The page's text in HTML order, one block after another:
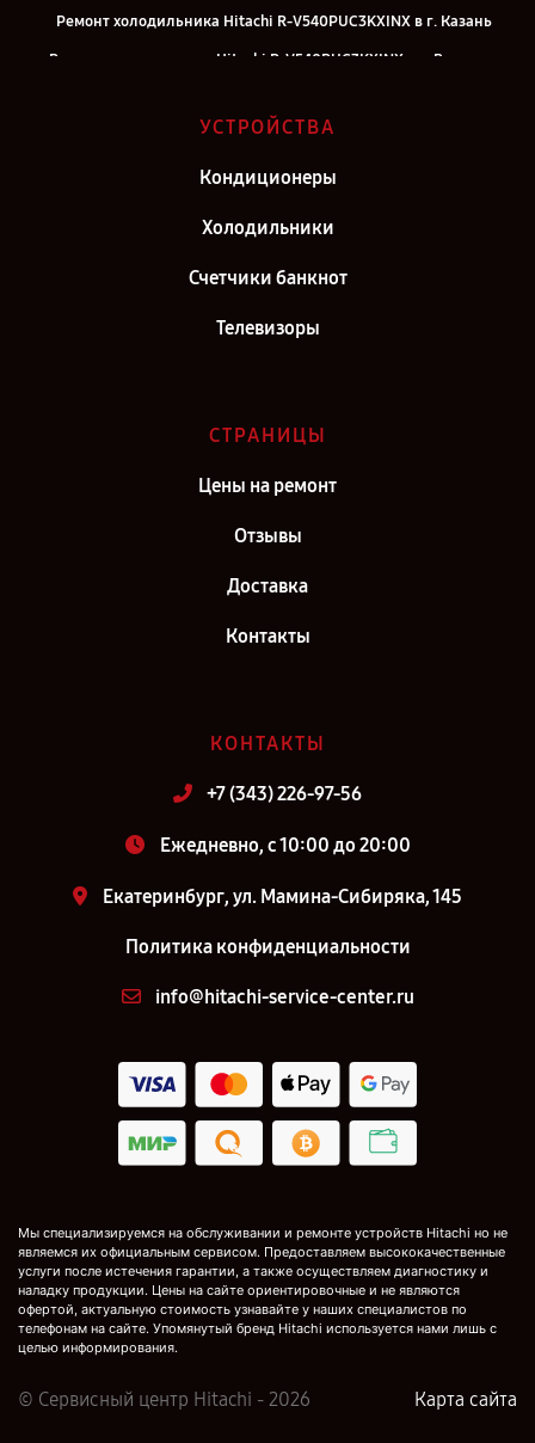
Ремонт холодильника Hitachi R-V540PUC3KXINX в г. Казань
Ремонт холодильника Hitachi R-V540PUC3KXINX в г. Воронеж
Ремонт холодильника Hitachi R-V540PUC3KXINX в г. Самара
Ремонт холодильника Hitachi R-V540PUC3KXINX в г. Киров
Петербург
УСТРОЙСТВА
Кондиционеры
Холодильники
Счетчики банкнот
Телевизоры
СТРАНИЦЫ
Цены на ремонт
Отзывы
Доставка
Контакты
КОНТАКТЫ
+7 (343) 226-97-56
Ежедневно, с 10:00 до 20:00
Екатеринбург, ул. Мамина-Сибиряка, 145
Политика конфиденциальности
info@hitachi-service-center.ru
Мы специализируемся на обслуживании и ремонте устройств Hitachi но не
являемся их официальным сервисом. Предоставляем высококачественные
услуги после истечения гарантии, а также осуществляем диагностику и
наладку продукции. Цены на сайте ориентировочные и не являются
офертой, актуальную стоимость узнавайте у наших специалистов по
телефонам на сайте. Упомянутый бренд Hitachi используется нами лишь с
целью информирования.
© Сервисный центр Hitachi - 2026 Карта сайта